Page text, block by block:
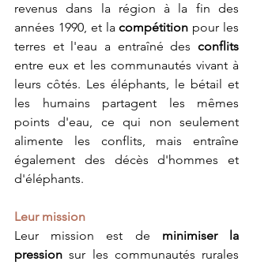
revenus dans la région à la fin des
années 1990, et la compétition pour les
terres et l'eau a entraîné des
entre eux et les communautés vivant à
leurs côtés. Les éléphants, le bétail et
les humains partagent les mêmes
points d'eau, ce qui non seulement
alimente les conflits, mais entraîne
également des décès d'hommes et
d'éléphants.
Leur mission
Leur mission est de minimiser la
pression sur les communautés rurales